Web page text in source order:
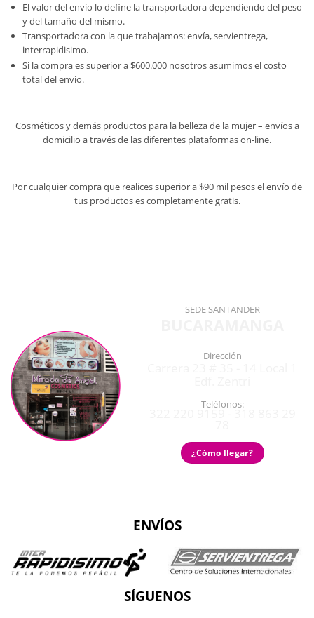
El valor del envío lo define la transportadora dependiendo del peso
y del tamaño del mismo.
Transportadora con la que trabajamos: envía, servientrega,
interrapidisimo.
Si la compra es superior a $600.000 nosotros asumimos el costo
total del envío.
Cosméticos y demás productos para la belleza de la mujer – envíos a
domicilio a través de las diferentes plataformas on-line.
Por cualquier compra que realices superior a $90 mil pesos el envío de
tus productos es completamente gratis.
SEDE SANTANDER
Dirección
Teléfonos:
¿Cómo llegar?
ENVÍOS
SÍGUENOS